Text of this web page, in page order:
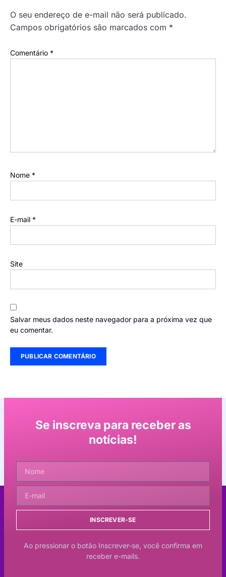
O seu endereço de e-mail não será publicado.
Campos obrigatórios são marcados com *
Comentário *
Nome *
E-mail *
Site
Salvar meus dados neste navegador para a próxima vez que
eu comentar.
Se inscreva para receber as
notícias!
INSCREVER-SE
Ao pressionar o botão Inscrever-se, você confirma em
receber e-mails.